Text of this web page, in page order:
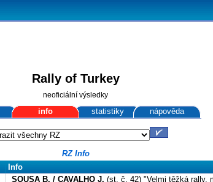
Rally of Turkey
neoficiální výsledky
info statistiky nápověda
RZ Info
Info
SOUSA B. / CAVALHO J. (st. č. 42) "Velmi těžká rally,